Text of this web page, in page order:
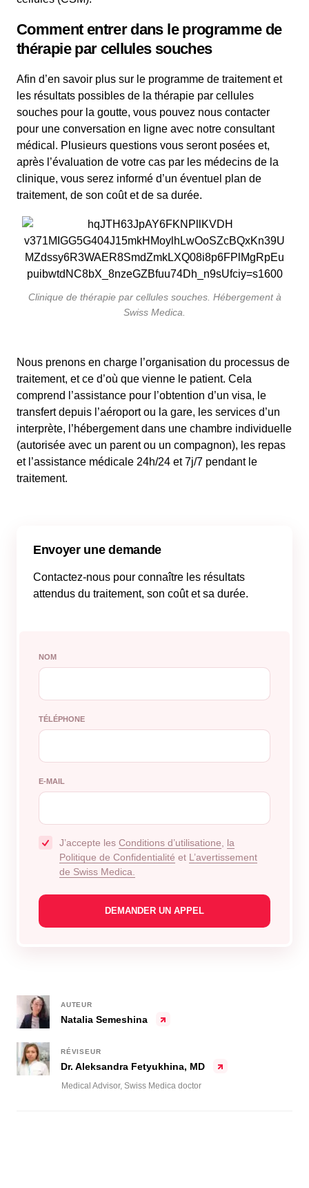
Comment entrer dans le programme de
thérapie par cellules souches
Afin d’en savoir plus sur le programme de traitement et
les résultats possibles de la thérapie par cellules
souches pour la goutte, vous pouvez nous contacter
pour une conversation en ligne avec notre consultant
médical. Plusieurs questions vous seront posées et,
après l’évaluation de votre cas par les médecins de la
clinique, vous serez informé d’un éventuel plan de
traitement, de son coût et de sa durée.
Clinique de thérapie par cellules souches. Hébergement à
Swiss Medica.
Nous prenons en charge l’organisation du processus de
traitement, et ce d’où que vienne le patient. Cela
comprend l’assistance pour l’obtention d’un visa, le
transfert depuis l’aéroport ou la gare, les services d’un
interprète, l’hébergement dans une chambre individuelle
(autorisée avec un parent ou un compagnon), les repas
et l’assistance médicale 24h/24 et 7j/7 pendant le
traitement.
Envoyer une demande
Contactez-nous pour connaître les résultats
attendus du traitement, son coût et sa durée.
NOM
TÉLÉPHONE
E-MAIL
J’accepte les Conditions d’utilisatione
la
Politique de Confidentialité et L’avertissement
de Swiss Medica.
Natalia Semeshina
AUTEUR
Dr. Aleksandra Fetyukhina, MD
RÉVISEUR
Medical Advisor, Swiss Medica doctor